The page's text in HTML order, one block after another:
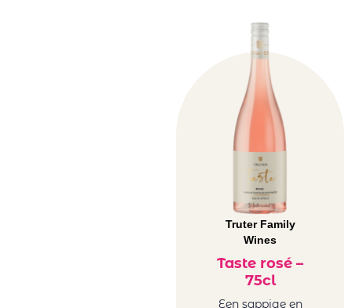
Truter Family
Wines
Taste rosé –
75cl
Een sappige en